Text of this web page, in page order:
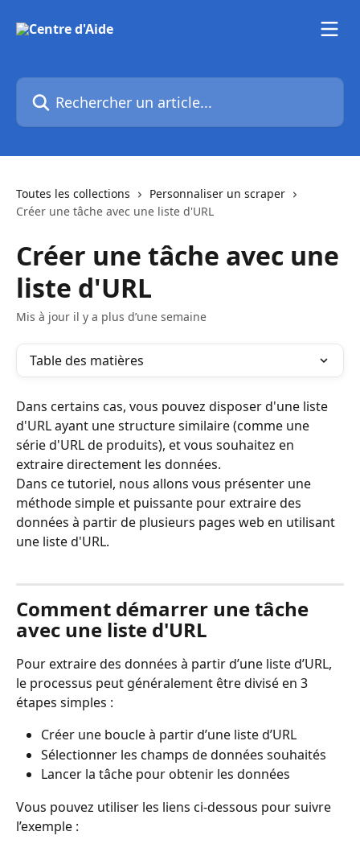
Rechercher un article...
Toutes les collections
Personnaliser un scraper
Créer une tâche avec une liste d'URL
Créer une tâche avec une
liste d'URL
Mis à jour il y a plus d’une semaine
Table des matières
Dans certains cas, vous pouvez disposer d'une liste
d'URL ayant une structure similaire (comme une
série d'URL de produits), et vous souhaitez en
extraire directement les données.
Dans ce tutoriel, nous allons vous présenter une
méthode simple et puissante pour extraire des
données à partir de plusieurs pages web en utilisant
une liste d'URL.
Comment démarrer une tâche
avec une liste d'URL
Pour extraire des données à partir d’une liste d’URL,
le processus peut généralement être divisé en 3
étapes simples :
Créer une boucle à partir d’une liste d’URL
Sélectionner les champs de données souhaités
Lancer la tâche pour obtenir les données
Vous pouvez utiliser les liens ci-dessous pour suivre
l’exemple :